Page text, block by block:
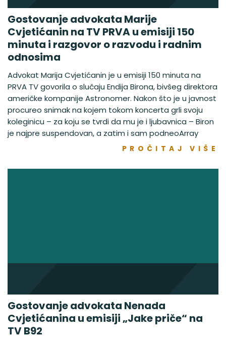
Gostovanje advokata Marije
Cvjetićanin na TV PRVA u emisiji 150
minuta i razgovor o razvodu i radnim
odnosima
Advokat Marija Cvjetićanin je u emisiji 150 minuta na
PRVA TV govorila o slučaju Endija Birona, bivšeg direktora
američke kompanije Astronomer. Nakon što je u javnost
procureo snimak na kojem tokom koncerta grli svoju
koleginicu – za koju se tvrdi da mu je i ljubavnica – Biron
je najpre suspendovan, a zatim i sam podneoArray
PROČITAJ VIŠE
Gostovanje advokata Nenada
Cvjetićanina u emisiji „Jake priče“ na
TV B92